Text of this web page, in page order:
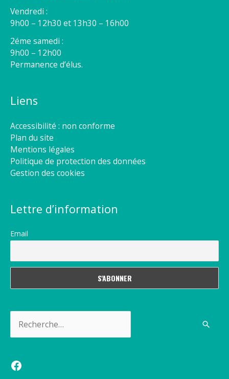
Vendredi :
9h00 – 12h30 et 13h30 – 16h00
2éme samedi :
9h00 – 12h00
Permanence d’élus.
Liens
Accessibilité : non conforme
Plan du site
Mentions légales
Politique de protection des données
Gestion des cookies
Lettre d’information
Email
Facebook